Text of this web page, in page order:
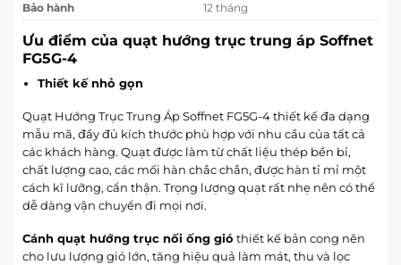
Bảo hành
12 tháng
Ưu điểm của quạt hướng trục trung áp Soffnet
FG5G-4
Thiết kế nhỏ gọn
Quạt Hướng Trục Trung Áp Soffnet FG5G-4 thiết kế đa dạng
mẫu mã, đầy đủ kích thước phù hợp với nhu cầu của tất cả
các khách hàng. Quạt được làm từ chất liệu thép bền bỉ,
chất lượng cao, các mối hàn chắc chắn, được hàn tỉ mỉ một
cách kĩ lưỡng, cẩn thận. Trọng lượng quạt rất nhẹ nên có thể
dễ dàng vận chuyển đi mọi nơi.
Cánh quạt hướng trục nối ống gió thiết kế bản cong nên
cho lưu lượng gió lớn, tăng hiệu quả làm mát, thu và lọc